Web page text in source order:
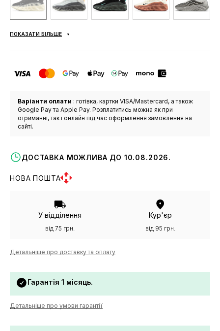
ПОКАЗАТИ БІЛЬШЕ
Варіанти оплати : готівка, картки VISA/Mastercard, а також
Google Pay та Apple Pay. Розплатитись можна як при
отриманні, так і онлайн під час оформлення замовлення на
сайті.
ДОСТАВКА МОЖЛИВА ДО 10.08.2026.
НОВА ПОШТА
У відділення
від 75 грн.
Кур'єр
від 95 грн.
Детальніше про доставку та оплату
Гарантія 1 місяць.
Детальніше про умови гарантії